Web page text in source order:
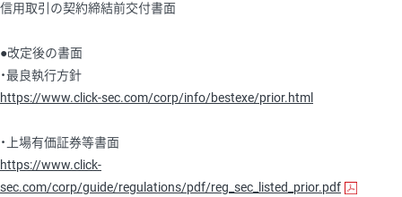
信用取引の契約締結前交付書面
●改定後の書面
・最良執行方針
https://www.click-sec.com/corp/info/bestexe/prior.html
・上場有価証券等書面
https://www.click-
sec.com/corp/guide/regulations/pdf/reg_sec_listed_prior.pdf